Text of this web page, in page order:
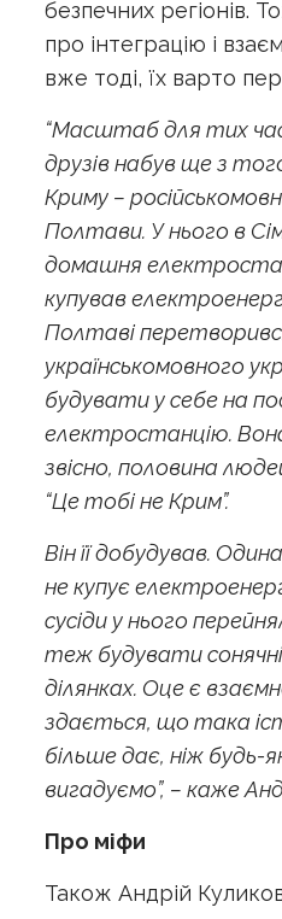
безпечних регіонів.
про інтеграцію і
вже тоді, їх варто
“Масштаб для тих
друзів набув ще з
Криму –
Полтави. У нього в
домашня
купував
Полтаві
українськомовного
будувати у себе на
електростанцію.
звісно, половина
“Це тобі не Крим”.
Він її добудував.
не купує
сусіди у нього
теж будувати
ділянках. Оце є
здається, що така
більше дає, ніж будь-
вигадуємо”, – каже
Про міфи
Також Андрій